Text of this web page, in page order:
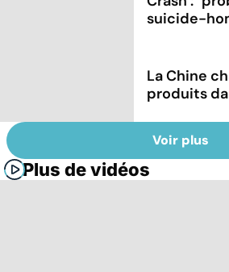
suicide-
La Chine
produits
Voir plus
Plus de vidéos